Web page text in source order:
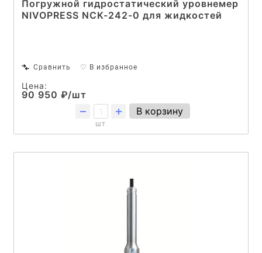
Погружной гидростатический уровнемер
NIVOPRESS NCK-242-0 для жидкостей
Сравнить ♡ В избранное
Цена:
90 950 ₽/шт
шт
В корзину